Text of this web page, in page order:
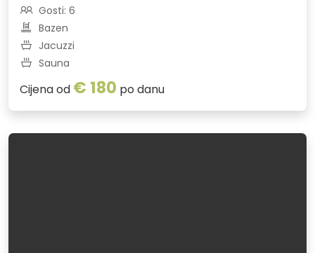
Gosti: 6
Bazen
Jacuzzi
Sauna
Cijena od € 180 po danu